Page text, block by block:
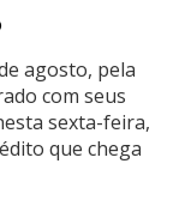
agosto, pela
com seus
sexta-feira,
que chega